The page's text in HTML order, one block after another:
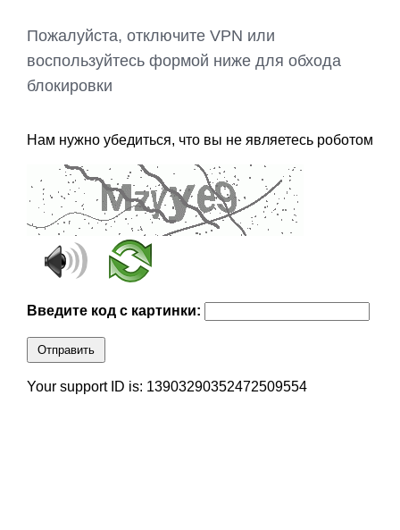
Пожалуйста, отключите VPN или
воспользуйтесь формой ниже для обхода
блокировки
Нам нужно убедиться, что вы не являетесь роботом
Введите код с картинки:
Отправить
Your support ID is: 13903290352472509554